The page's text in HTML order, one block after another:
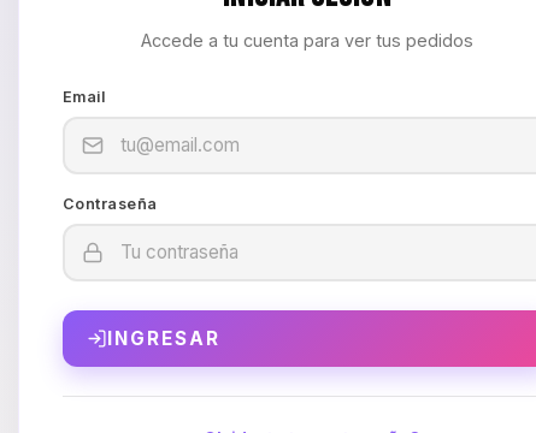
Accede a tu cuenta para ver tus pedidos
Email
Contraseña
INGRESAR